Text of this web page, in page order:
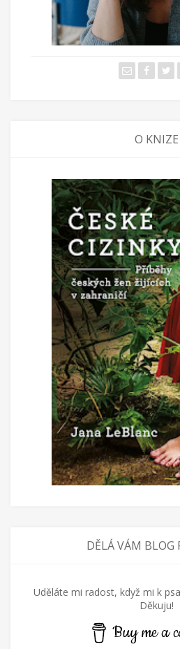
O KNIZE
DĚLÁ VÁM BLOG
Uděláte mi radost, když mi k
Děkuju!
Buy me a